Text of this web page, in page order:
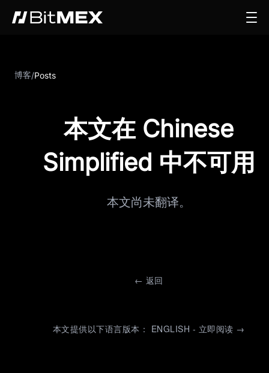
博客/Posts
本文在 Chinese
Simplified 中不可用
本文尚未翻译。
← 返回
本文提供以下语言版本： ENGLISH - 立即阅读 →